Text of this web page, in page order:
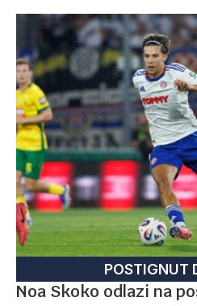
POSTIGNUT
Noa Skoko odlazi na